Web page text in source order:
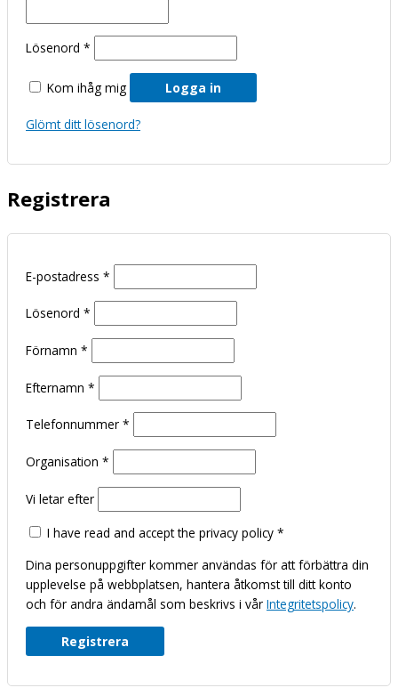
Lösenord *
Kom ihåg mig Logga in
Glömt ditt lösenord?
Registrera
E-postadress *
Lösenord *
Förnamn *
Efternamn *
Telefonnummer *
Organisation *
Vi letar efter
I have read and accept the privacy policy *
Dina personuppgifter kommer användas för att förbättra din
upplevelse på webbplatsen, hantera åtkomst till ditt konto
och för andra ändamål som beskrivs i vår Integritetspolicy.
Registrera